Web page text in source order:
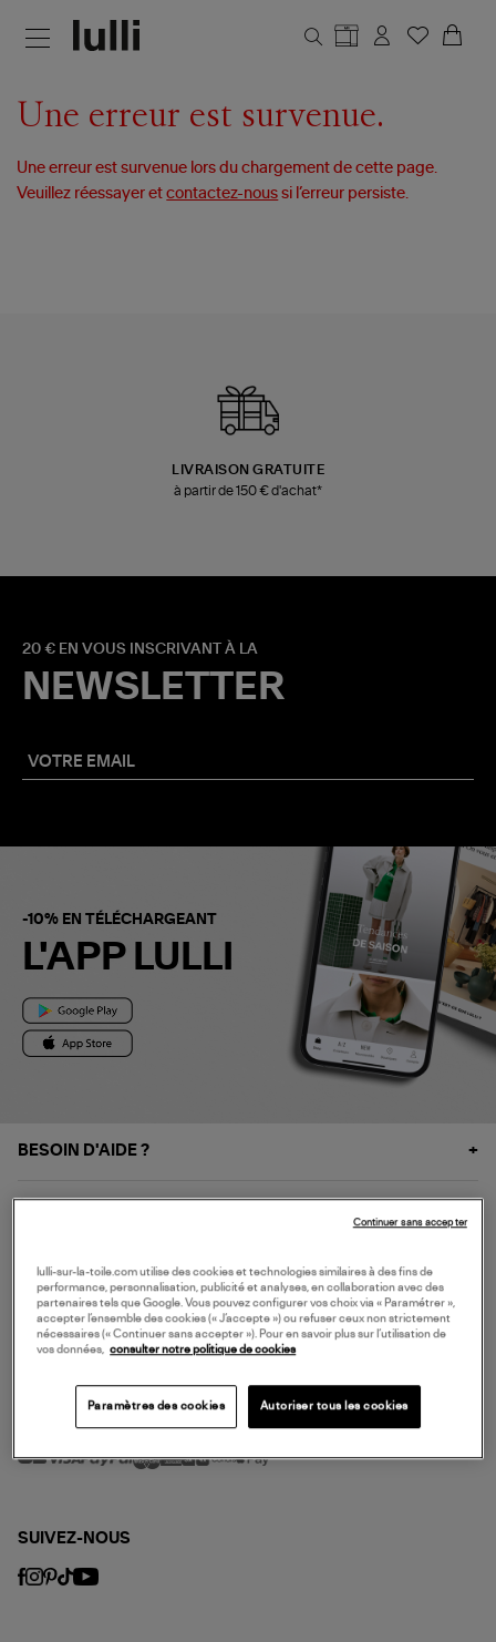
Une erreur est survenue.
Une erreur est survenue lors du chargement de cette page.
Veuillez réessayer etcontactez-nous si l’erreur persiste.
LIVRAISON GRATUITE
à partir de 150 € d'achat*
20 € EN VOUS INSCRIVANT À LA
NEWSLETTER
-10% EN TÉLÉCHARGEANT
L'APP LULLI
BESOIN D'AIDE ?
NOS SERVICES
SERVICE CLIENT
MODE DE PAIEMENT
SUIVEZ-NOUS
lulli-sur-la-toile.com utilise des cookies et technologies similaires à des fins de
performance, personnalisation, publicité et analyses, en collaboration avec des
partenaires tels que Google. Vous pouvez configurer vos choix via « Paramétrer »,
accepter l’ensemble des cookies (« J’accepte ») ou refuser ceux non strictement
nécessaires (« Continuer sans accepter »). Pour en savoir plus sur l’utilisation de
vos données,
consulter notre politique de cookies
Paramètres des cookies Autoriser tous les cookies
Continuer sans accepter